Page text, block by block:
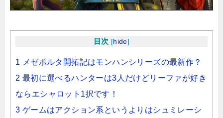
目次 [hide]
1 メゼポルタ開拓記はモンハンシリーズの最新作？
2 最初に選べるハンターは3人だけどリーファが好き
ならエシャロット1択です！
3 ゲームはアクション系というよりはシュミレーシ